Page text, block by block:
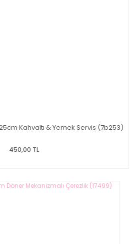
Kahvaltı & Yemek Servis (7b253)
450,00 TL